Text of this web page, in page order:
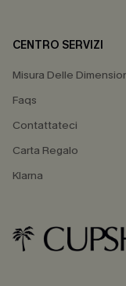
CENTRO SERVIZI
Misura Delle
Faqs
Contattateci
Carta Regalo
Klarna